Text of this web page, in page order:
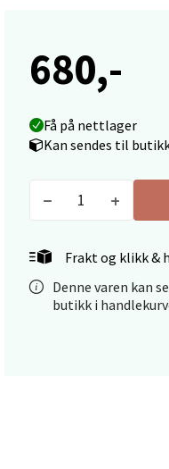
680,-
Få på nettlager
Kan sendes til
Frakt og klikk &
Denne varen kan
butikk i
Velg
Velg